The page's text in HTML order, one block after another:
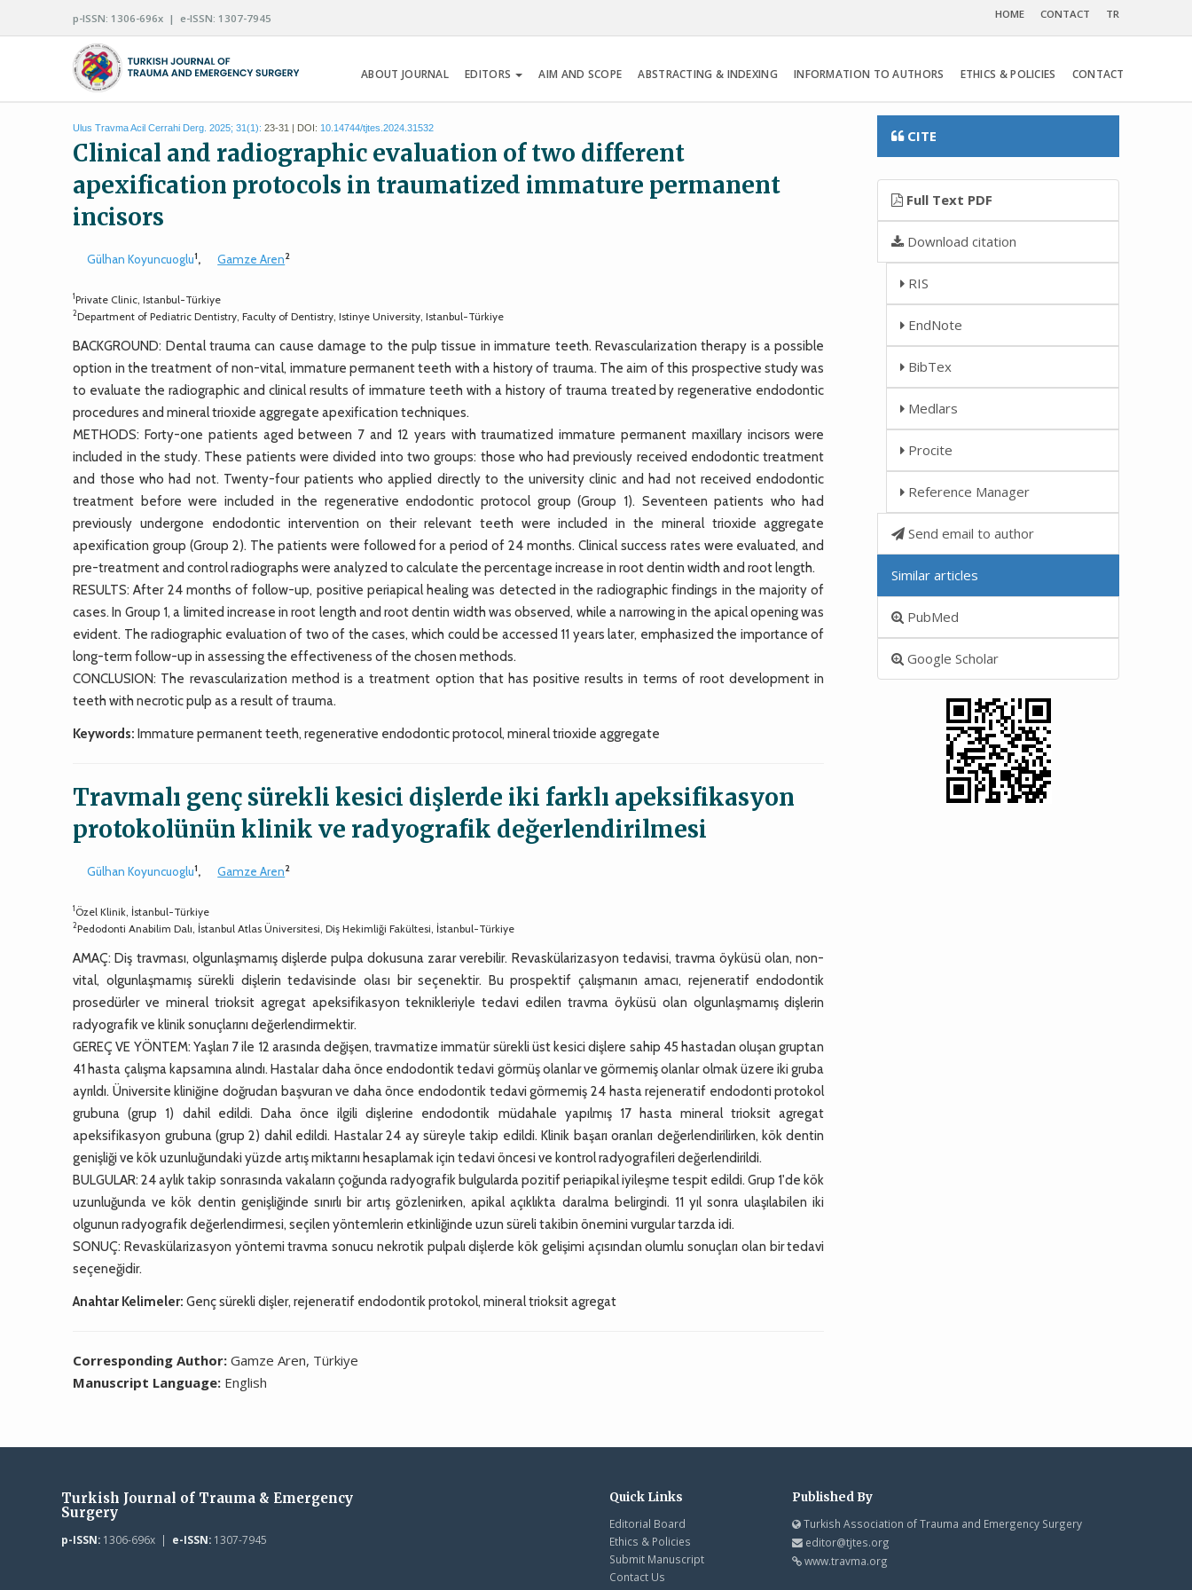
p-ISSN: 1306-696x | e-ISSN: 1307-7945 HOME CONTACT TR
ABOUT JOURNAL EDITORS AIM AND SCOPE ABSTRACTING & INDEXING INFORMATION TO AUTHORS ETHICS & POLICIES CONTACT
Ulus Travma Acil Cerrahi Derg. 2025; 31(1): 23-31 | DOI: 10.14744/tjtes.2024.31532
Clinical and radiographic evaluation of two different
apexification protocols in traumatized immature permanent
incisors
Gülhan Koyuncuoglu1, Gamze Aren2
1Private Clinic, Istanbul-Türkiye
2Department of Pediatric Dentistry, Faculty of Dentistry, Istinye University, Istanbul-Türkiye
BACKGROUND: Dental trauma can cause damage to the pulp tissue in immature teeth. Revascularization therapy is a possible
option in the treatment of non-vital, immature permanent teeth with a history of trauma. The aim of this prospective study was
to evaluate the radiographic and clinical results of immature teeth with a history of trauma treated by regenerative endodontic
procedures and mineral trioxide aggregate apexification techniques.
METHODS: Forty-one patients aged between 7 and 12 years with traumatized immature permanent maxillary incisors were
included in the study. These patients were divided into two groups: those who had previously received endodontic treatment
and those who had not. Twenty-four patients who applied directly to the university clinic and had not received endodontic
treatment before were included in the regenerative endodontic protocol group (Group 1). Seventeen patients who had
previously undergone endodontic intervention on their relevant teeth were included in the mineral trioxide aggregate
apexification group (Group 2). The patients were followed for a period of 24 months. Clinical success rates were evaluated, and
pre-treatment and control radiographs were analyzed to calculate the percentage increase in root dentin width and root length.
RESULTS: After 24 months of follow-up, positive periapical healing was detected in the radiographic findings in the majority of
cases. In Group 1, a limited increase in root length and root dentin width was observed, while a narrowing in the apical opening was
evident. The radiographic evaluation of two of the cases, which could be accessed 11 years later, emphasized the importance of
long-term follow-up in assessing the effectiveness of the chosen methods.
CONCLUSION: The revascularization method is a treatment option that has positive results in terms of root development in
teeth with necrotic pulp as a result of trauma.
Keywords: Immature permanent teeth, regenerative endodontic protocol, mineral trioxide aggregate
Travmalı genç sürekli kesici dişlerde iki farklı apeksifikasyon
protokolünün klinik ve radyografik değerlendirilmesi
Gülhan Koyuncuoglu1, Gamze Aren2
1Özel Klinik, İstanbul-Türkiye
2Pedodonti Anabilim Dalı, İstanbul Atlas Üniversitesi, Diş Hekimliği Fakültesi, İstanbul-Türkiye
AMAÇ: Diş travması, olgunlaşmamış dişlerde pulpa dokusuna zarar verebilir. Revaskülarizasyon tedavisi, travma öyküsü olan, non-
vital, olgunlaşmamış sürekli dişlerin tedavisinde olası bir seçenektir. Bu prospektif çalışmanın amacı, rejeneratif endodontik
prosedürler ve mineral trioksit agregat apeksifikasyon teknikleriyle tedavi edilen travma öyküsü olan olgunlaşmamış dişlerin
radyografik ve klinik sonuçlarını değerlendirmektir.
GEREÇ VE YÖNTEM: Yaşları 7 ile 12 arasında değişen, travmatize immatür sürekli üst kesici dişlere sahip 45 hastadan oluşan gruptan
41 hasta çalışma kapsamına alındı. Hastalar daha önce endodontik tedavi görmüş olanlar ve görmemiş olanlar olmak üzere iki gruba
ayrıldı. Üniversite kliniğine doğrudan başvuran ve daha önce endodontik tedavi görmemiş 24 hasta rejeneratif endodonti protokol
grubuna (grup 1) dahil edildi. Daha önce ilgili dişlerine endodontik müdahale yapılmış 17 hasta mineral trioksit agregat
apeksifikasyon grubuna (grup 2) dahil edildi. Hastalar 24 ay süreyle takip edildi. Klinik başarı oranları değerlendirilirken, kök dentin
genişliği ve kök uzunluğundaki yüzde artış miktarını hesaplamak için tedavi öncesi ve kontrol radyografileri değerlendirildi.
BULGULAR: 24 aylık takip sonrasında vakaların çoğunda radyografik bulgularda pozitif periapikal iyileşme tespit edildi. Grup 1'de kök
uzunluğunda ve kök dentin genişliğinde sınırlı bir artış gözlenirken, apikal açıklıkta daralma belirgindi. 11 yıl sonra ulaşılabilen iki
olgunun radyografik değerlendirmesi, seçilen yöntemlerin etkinliğinde uzun süreli takibin önemini vurgular tarzda idi.
SONUÇ: Revaskülarizasyon yöntemi travma sonucu nekrotik pulpalı dişlerde kök gelişimi açısından olumlu sonuçları olan bir tedavi
seçeneğidir.
Anahtar Kelimeler: Genç sürekli dişler, rejeneratif endodontik protokol, mineral trioksit agregat
Corresponding Author:Gamze Aren, Türkiye
Manuscript Language: English
CITE
Full Text PDF
Download citation
RIS
EndNote
BibTex
Medlars
Procite
Reference Manager
Send email to author
Similar articles
PubMed
Google Scholar
Turkish Journal of Trauma & Emergency
Surgery
p-ISSN:1306-696x | e-ISSN:1307-7945
Quick Links
Editorial Board
Ethics & Policies
Submit Manuscript
Contact Us
Published By
Turkish Association of Trauma and Emergency Surgery
editor@tjtes.org
www.travma.org